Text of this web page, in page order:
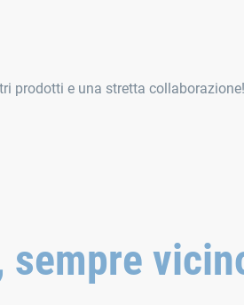
prodotti e una stretta collaborazione!